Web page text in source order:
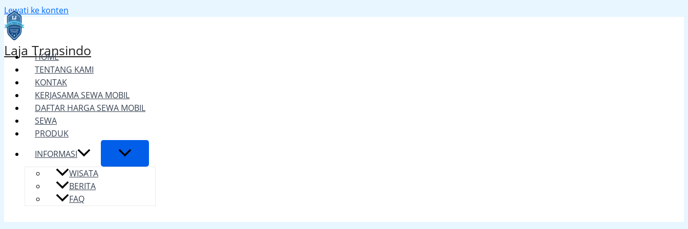
Lewati ke konten
Laja Transindo
HOME
TENTANG KAMI
KONTAK
KERJASAMA SEWA MOBIL
DAFTAR HARGA SEWA MOBIL
SEWA
PRODUK
INFORMASI
WISATA
BERITA
FAQ